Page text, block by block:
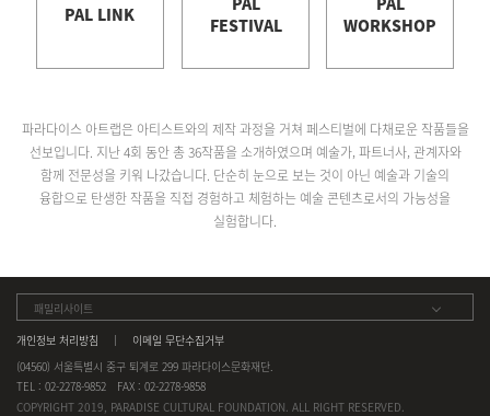
PAL LINK
FESTIVAL
WORKSHOP
파라다이스 아트랩은 아티스트와의 제작 과정을 거쳐 페스티벌에 다채로운 작품들을
선보입니다. 지난 4회 동안 총 36작품을 소개하였으며 예술가, 파트너사, 관계자와
함께 전문성을 키워 나갔습니다. 단순히 눈으로 보는 것이 아닌 예술과 기술의
융합으로 탄생한 작품을 직접 경험하고 체험하는 예술 콘텐츠로서의 가능성을
실험합니다.
개인정보 처리방침
이메일 무단수집거부
(04560) 서울특별시 중구 퇴계로 299 파라다이스문화재단.
TEL : 02-2278-9852
FAX : 02-2278-9858
COPYRIGHT 2019, PARADISE CULTURAL FOUNDATION. ALL RIGHT RESERVED.
패밀리사이트